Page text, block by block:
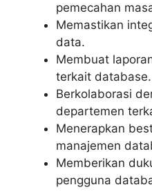
pemecahan
Memastikan
data.
Membuat
terkait database.
Berkolaborasi
departemen
Menerapkan
manajemen
Memberikan
pengguna